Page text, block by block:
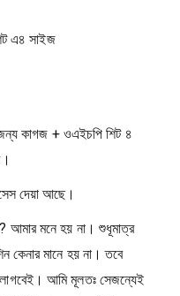
এ৪ সাইজ
কাগজ + ওএইচপি শিট ৪
দেয়া আছে।
? আমার মনে হয় না। শুধূমাত্র
কেনার মানে হয় না। তবে
আমি মূলতঃ সেজন্যেই